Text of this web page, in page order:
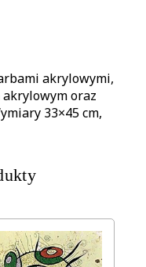
akrylowymi,
oraz
33×45 cm,